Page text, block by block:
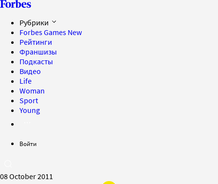
Рубрики
Forbes Games New
Рейтинги
Франшизы
Подкасты
Видео
Life
Woman
Sport
Young
Войти
08 October 2011